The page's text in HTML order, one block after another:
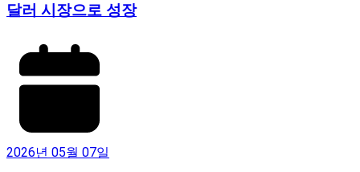
달러 시장으로 성장
2026년 05월 07일